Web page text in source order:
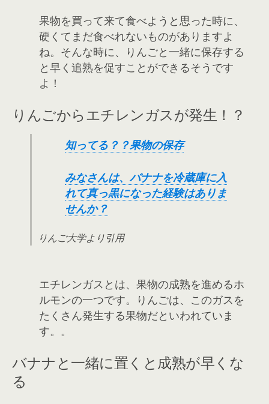
果物を買って来て食べようと思った時に、
硬くてまだ食べれないものがありますよ
ね。そんな時に、りんごと一緒に保存する
と早く追熟を促すことができるそうです
よ！
りんごからエチレンガスが発生！？
知ってる？？果物の保存
みなさんは、バナナを冷蔵庫に入
れて真っ黒になった経験はありま
せんか？
りんご大学より引用
エチレンガスとは、果物の成熟を進めるホ
ルモンの一つです。りんごは、このガスを
たくさん発生する果物だといわれていま
す。。
バナナと一緒に置くと成熟が早くな
る